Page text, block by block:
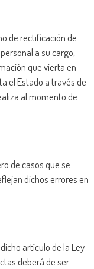
de rectificación de
a su cargo,
que vierta en
el Estado a través de
al momento de
de casos que se
dichos errores en
artículo de la Ley
deberá de ser